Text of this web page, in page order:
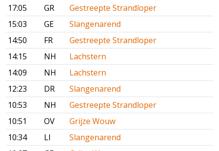
17:05
GR
Gestreepte Strandloper
15:03
GE
Slangenarend
14:50
FR
Gestreepte Strandloper
14:15
NH
Lachstern
14:09
NH
Lachstern
12:23
DR
Slangenarend
10:53
NH
Gestreepte Strandloper
10:51
OV
Grijze Wouw
10:34
LI
Slangenarend